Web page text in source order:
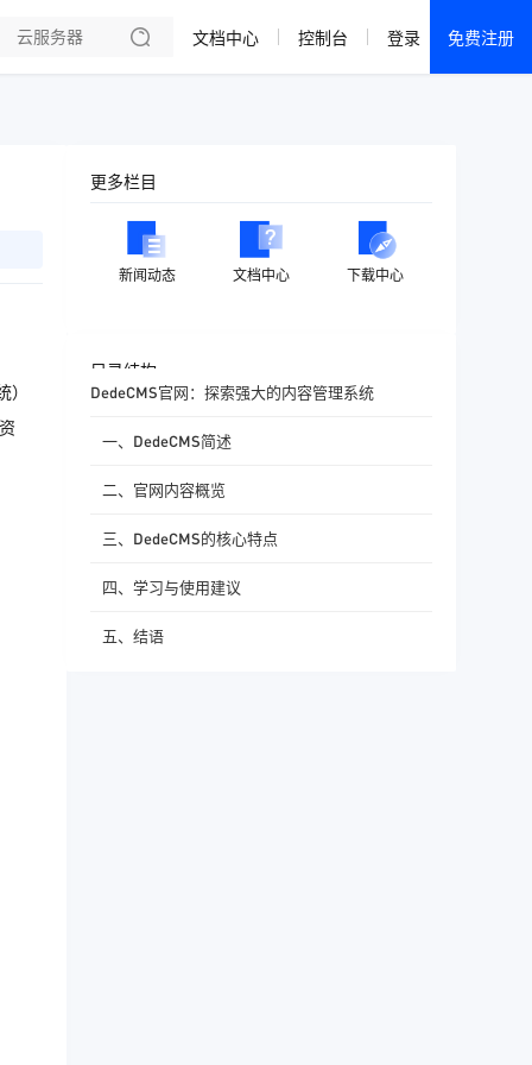
成都电信·云服务器
香港大带宽 · CN2
襄阳电信·云服务器
文档中心 控制台 登录 免费注册
更多栏目
新闻动态 文档中心 下载中心
目录结构
DedeCMS官网：探索强大的内容管理系统
一、DedeCMS简述
二、官网内容概览
三、DedeCMS的核心特点
四、学习与使用建议
五、结语